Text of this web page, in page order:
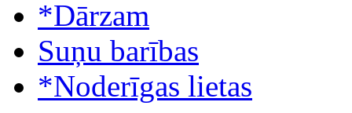
*Dārzam
Suņu barības
*Noderīgas lietas